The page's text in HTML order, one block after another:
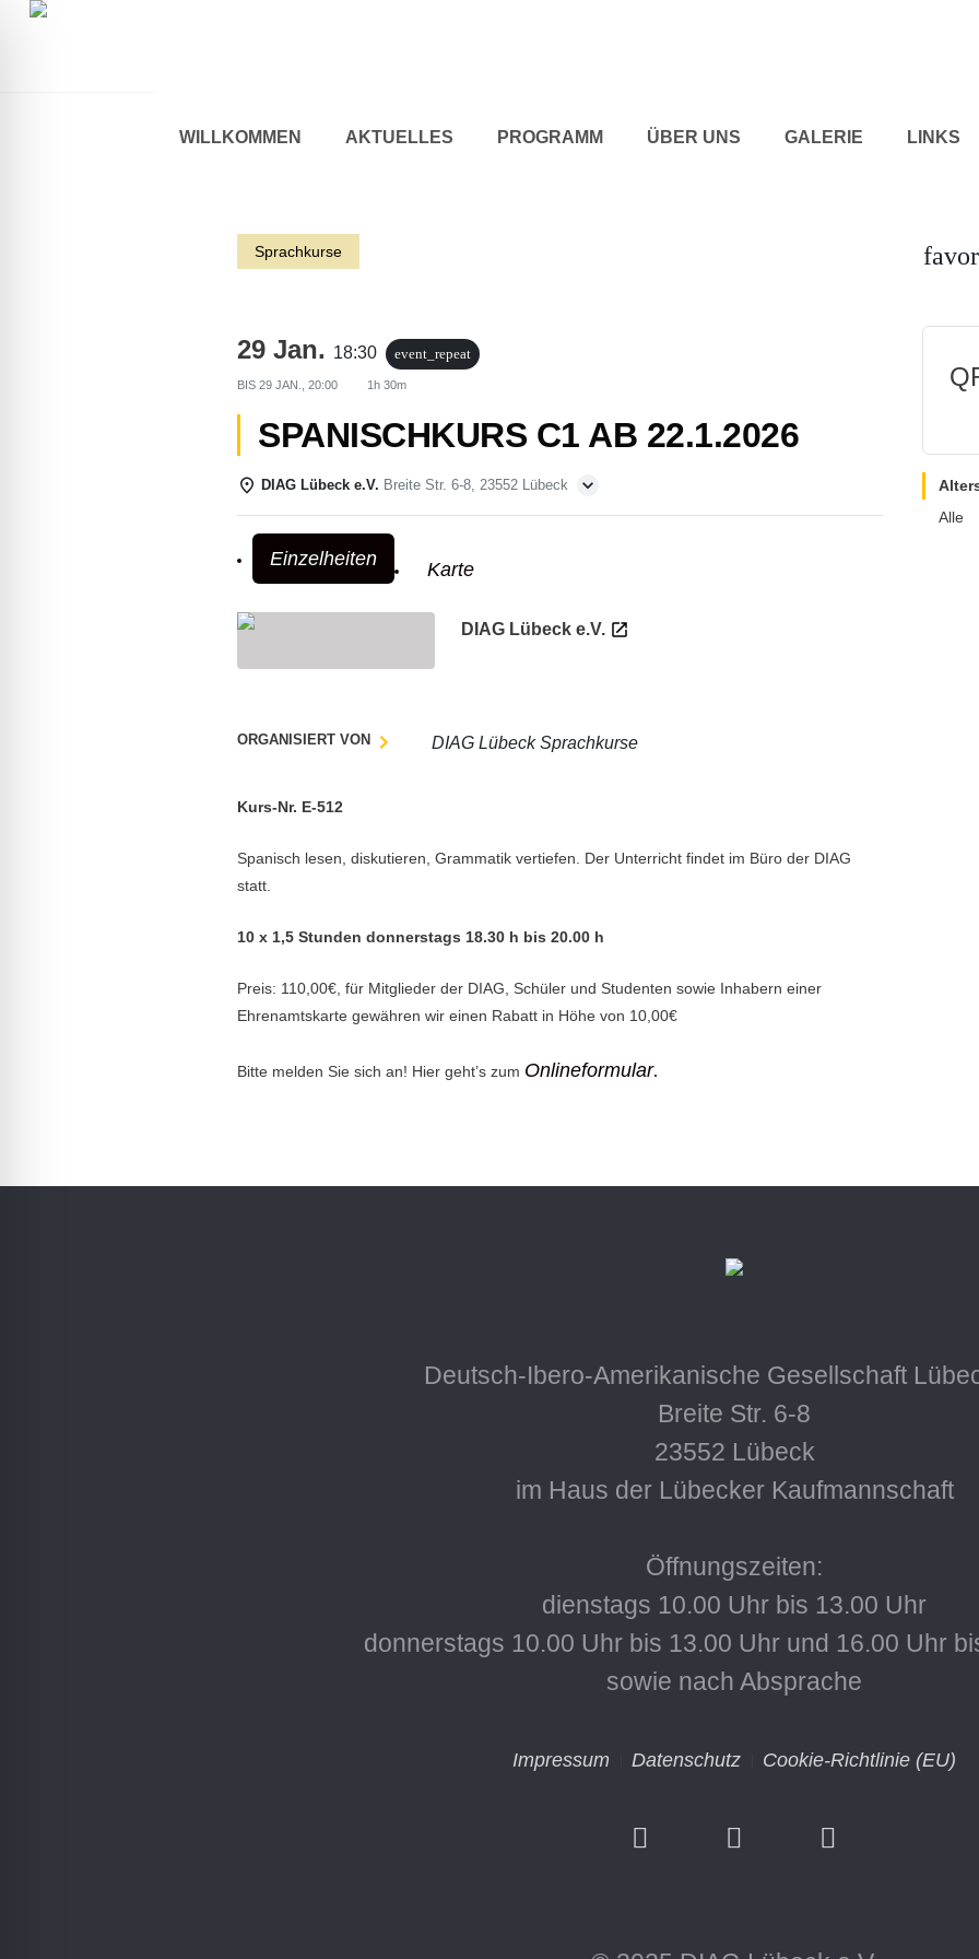
WILLKOMMEN AKTUELLES PROGRAMM ÜBER UNS GALERIE LINKS
Sprachkurse
29 Jan. 18:30 event_repeat
BIS 29 JAN., 20:00 1h 30m
SPANISCHKURS C1 AB 22.1.2026
DIAG Lübeck e.V. Breite Str. 6-8, 23552 Lübeck
Einzelheiten Karte
DIAG Lübeck e.V.
ORGANISIERT VON DIAG Lübeck Sprachkurse
Kurs-Nr. E-512
Spanisch lesen, diskutieren, Grammatik vertiefen. Der Unterricht findet im Büro der DIAG
statt.
10 x 1,5 Stunden donnerstags 18.30 h bis 20.00 h
Preis: 110,00€, für Mitglieder der DIAG, Schüler und Studenten sowie Inhabern einer
Ehrenamtskarte gewähren wir einen Rabatt in Höhe von 10,00€
Bitte melden Sie sich an! Hier geht’s zum Onlineformular.
Alle
Deutsch-Ibero-Amerikanische Gesellschaft
Breite Str. 6-8
23552 Lübeck
im Haus der Lübecker Kaufmannschaft
Öffnungszeiten:
dienstags 10.00 Uhr bis 13.00 Uhr
donnerstags 10.00 Uhr bis 13.00 Uhr und 16.00 Uhr
sowie nach Absprache
Impressum Datenschutz Cookie-Richtlinie (EU)